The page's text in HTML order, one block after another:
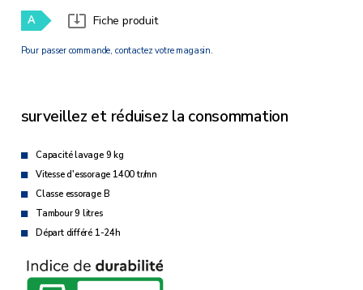
A Fiche produit
Pour passer commande, contactez votre magasin.
surveillez et réduisez la consommation
Capacité lavage 9 kg
Vitesse d'essorage 1400 tr/mn
Classe essorage B
Tambour 9 litres
Départ différé 1-24h